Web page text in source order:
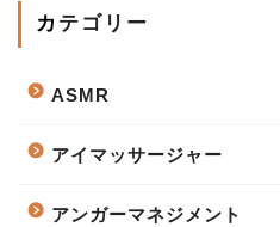
カテゴリー
ASMR
アイマッサージャー
アンガーマネジメント